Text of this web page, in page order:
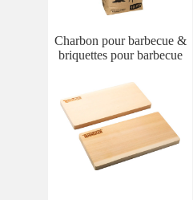
Charbon pour barbecue &
briquettes pour barbecue